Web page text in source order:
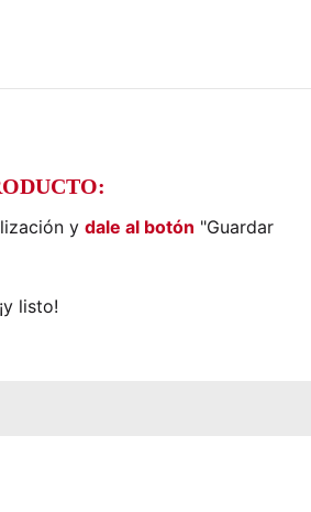
y dale al botón "Guardar
listo!